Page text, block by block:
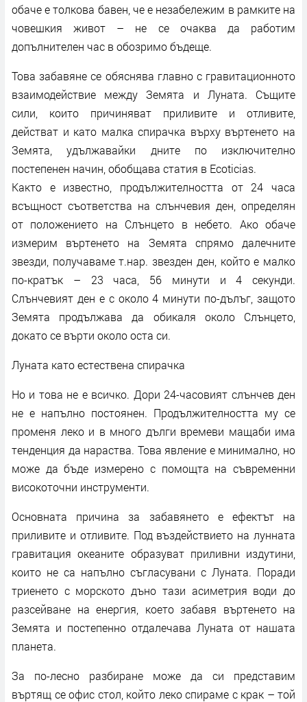
обаче е толкова бавен, че е незабележим в рамките на
човешкия живот – не се очаква да работим
допълнителен час в обозримо бъдеще.
Това забавяне се обяснява главно с гравитационното
взаимодействие между Земята и Луната. Същите
сили, които причиняват приливите и отливите,
действат и като малка спирачка върху въртенето на
Земята, удължавайки дните по изключително
постепенен начин, обобщава статия в Ecoticias.
Както е известно, продължителността от 24 часа
всъщност съответства на слънчевия ден, определян
от положението на Слънцето в небето. Ако обаче
измерим въртенето на Земята спрямо далечните
звезди, получаваме т.нар. звезден ден, който е малко
по-кратък – 23 часа, 56 минути и 4 секунди.
Слънчевият ден е с около 4 минути по-дълъг, защото
Земята продължава да обикаля около Слънцето,
докато се върти около оста си.
Луната като естествена спирачка
Но и това не е всичко. Дори 24-часовият слънчев ден
не е напълно постоянен. Продължителността му се
променя леко и в много дълги времеви мащаби има
тенденция да нараства. Това явление е минимално, но
може да бъде измерено с помощта на съвременни
високоточни инструменти.
Основната причина за забавянето е ефектът на
приливите и отливите. Под въздействието на лунната
гравитация океаните образуват приливни издутини,
които не са напълно съгласувани с Луната. Поради
триенето с морското дъно тази асиметрия води до
разсейване на енергия, което забавя въртенето на
Земята и постепенно отдалечава Луната от нашата
планета.
За по-лесно разбиране може да си представим
въртящ се офис стол, който леко спираме с крак – той